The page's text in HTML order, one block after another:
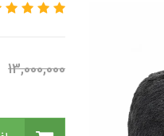
13,000,000